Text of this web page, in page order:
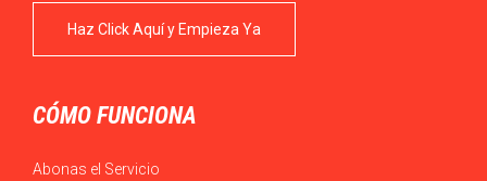
Haz Click Aquí y Empieza Ya
CÓMO FUNCIONA
Abonas el Servicio